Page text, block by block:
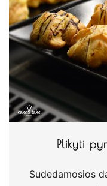
Plikyti
Sudedamosios